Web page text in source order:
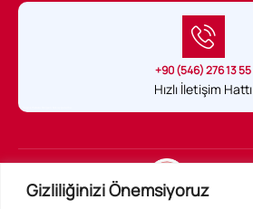
Gizliliğinizi Önemsiyoruz
+90 (546) 276 13 55
Hızlı İletişim Hattı